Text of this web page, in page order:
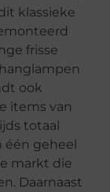
klassieke
frisse
ook
items van
totaal
één geheel
markt die
Daarnaast